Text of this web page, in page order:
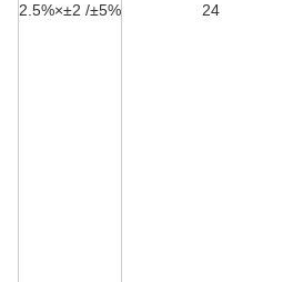
24
±5%/
±2×2.5%